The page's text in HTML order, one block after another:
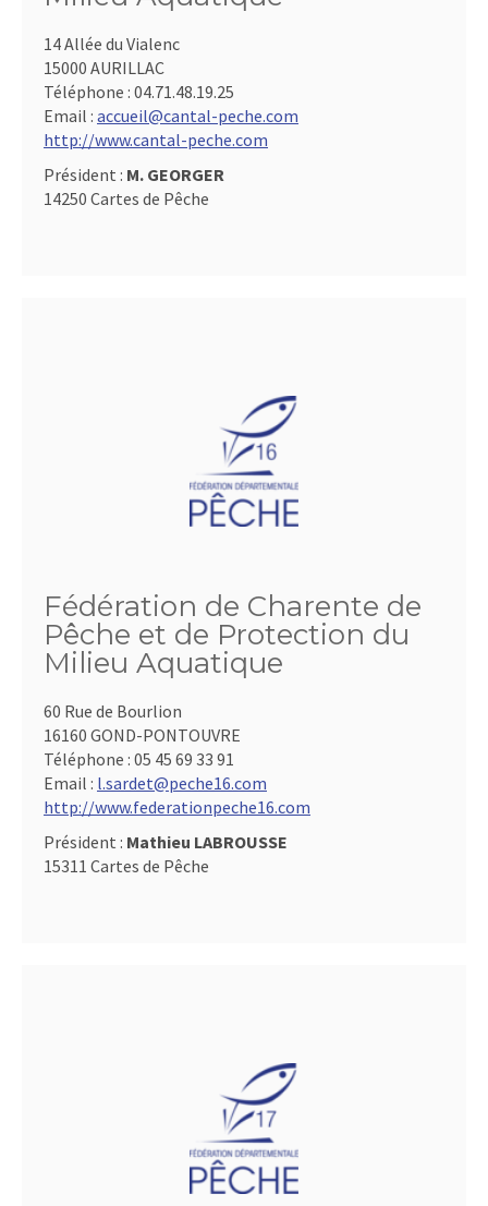
14 Allée du Vialenc
15000 AURILLAC
Téléphone : 04.71.48.19.25
Email : accueil@cantal-peche.com
http://www.cantal-peche.com
Président : M. GEORGER
14250 Cartes de Pêche
Fédération de Charente de
Pêche et de Protection du
Milieu Aquatique
60 Rue de Bourlion
16160 GOND-PONTOUVRE
Téléphone : 05 45 69 33 91
Email : l.sardet@peche16.com
http://www.federationpeche16.com
Président : Mathieu LABROUSSE
15311 Cartes de Pêche